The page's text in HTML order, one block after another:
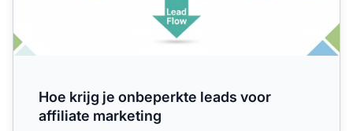
Hoe krijg je onbeperkte leads voor
affiliate marketing